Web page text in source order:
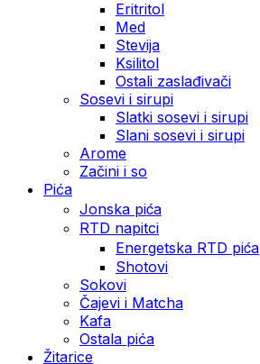
Eritritol
Med
Stevija
Ksilitol
Ostali zaslađivači
Sosevi i sirupi
Slatki sosevi i sirupi
Slani sosevi i sirupi
Arome
Začini i so
Pića
Jonska pića
RTD napitci
Energetska RTD pića
Shotovi
Sokovi
Čajevi i Matcha
Kafa
Ostala pića
Žitarice